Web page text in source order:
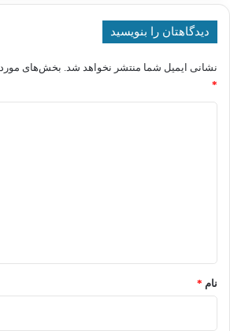
دیدگاهتان را بنویسید
نشانی ایمیل شما منتشر نخواهد شد. بخش‌های
*
نام *